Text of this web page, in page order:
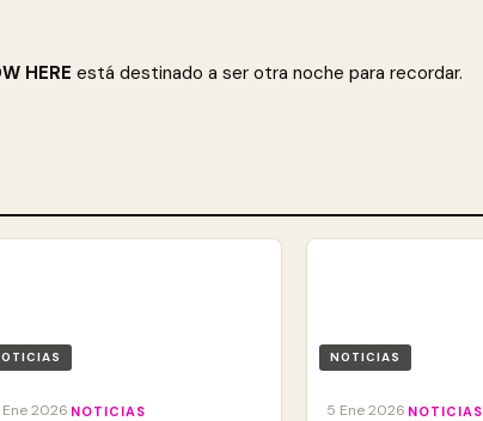
HERE está destinado a ser otra noche para recordar.
Ene 2026 NOTICIAS
NOTICIAS
5 Ene 2026 NOTICIAS